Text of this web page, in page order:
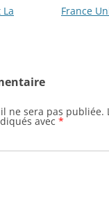
France
ne sera pas publiée.
avec *